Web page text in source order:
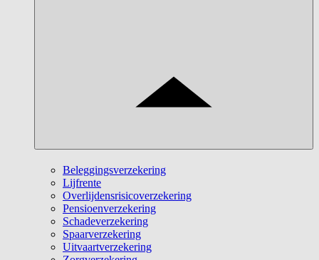
Beleggingsverzekering
Lijfrente
Overlijdensrisicoverzekering
Pensioenverzekering
Schadeverzekering
Spaarverzekering
Uitvaartverzekering